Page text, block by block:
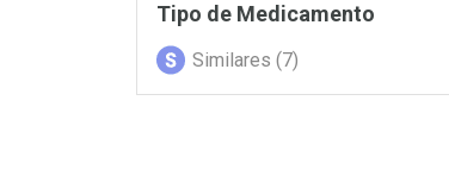
Tipo de Medicamento
Similares (7)